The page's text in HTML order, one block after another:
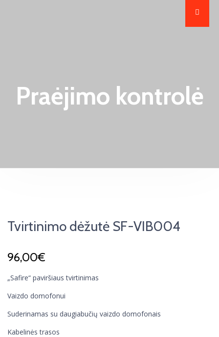
Praėjimo kontrolė
Tvirtinimo dėžutė SF-VIB004
96,00€
„Safire“ paviršiaus tvirtinimas
Vaizdo domofonui
Suderinamas su daugiabučių vaizdo domofonais
Kabelinės trasos